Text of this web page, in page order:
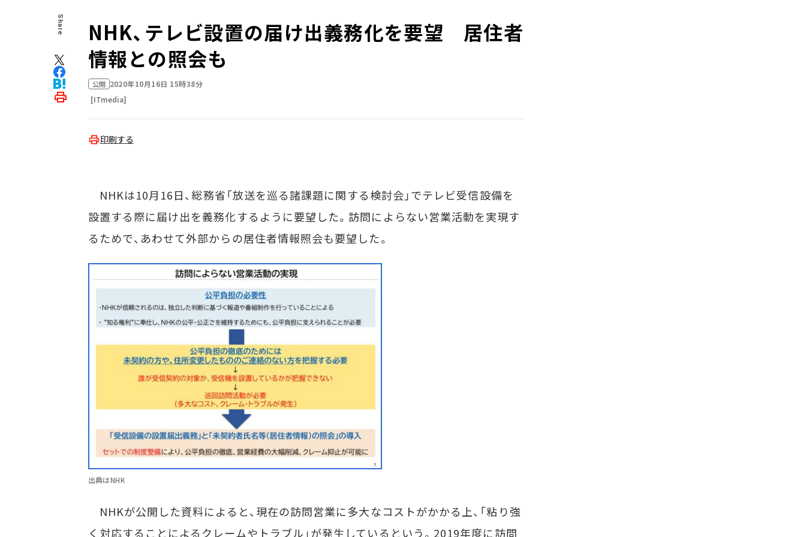
Share
NHK、テレビ設置の届け出義務化を要望 居住者
情報との照会も
公開 2020年10月16日 15時38分
[ITmedia]
印刷する
NHKは10月16日、総務省「放送を巡る諸課題に関する検討会」でテレビ受信設備を
設置する際に届け出を義務化するように要望した。訪問によらない営業活動を実現す
るためで、あわせて外部からの居住者情報照会も要望した。
出典はNHK
NHKが公開した資料によると、現在の訪問営業に多大なコストがかかる上、「粘り強
く対応することによるクレームやトラブル」が発生しているという。2019年度に訪問